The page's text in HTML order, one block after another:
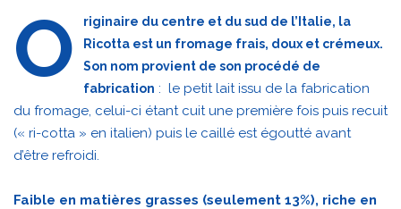
O
riginaire du centre et du sud de l’Italie, la
Ricotta est un fromage frais, doux et crémeux.
Son nom provient de son procédé de
fabrication : le petit lait issu de la fabrication
du fromage, celui-ci étant cuit une première fois puis recuit
(« ri-cotta » en italien) puis le caillé est égoutté avant
d’être refroidi.
Faible en matières grasses (seulement 13%), riche en